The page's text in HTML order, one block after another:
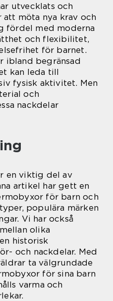
utvecklats och
möta nya krav och
fördel med moderna
och flexibilitet,
för barnet.
ibland begränsad
kan leda till
fysisk aktivitet. Men
och
nackdelar
en viktig del av
artikel har gett en
för barn och
populära märken
Vi har också
olika
historisk
och nackdelar. Med
ta välgrundade
för sina barn
varma och